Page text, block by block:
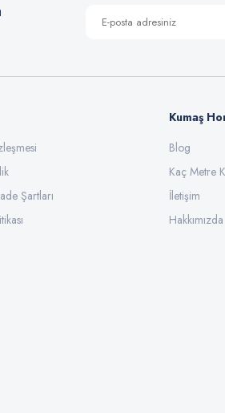
Gönder
Şartları
Kumaş
Blog
Kaç Metre
İletişim
Hakkımızda